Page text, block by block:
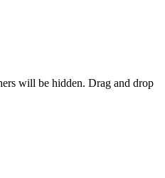
will be hidden. Drag and drop